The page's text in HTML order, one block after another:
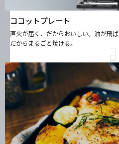
ココットプレート
直火が届く、だからおいしい。油が飛
だからまるごと焼ける。